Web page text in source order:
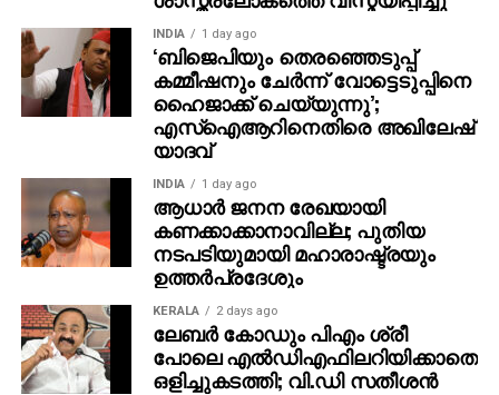
INDIA 1 day ago
‘ബിജെപിയും തെരഞ്ഞെടുപ്പ്
കമ്മീഷനും ചേർന്ന് വോട്ടെടുപ്പിനെ
ഹൈജാക്ക് ചെയ്യുന്നു’;
എസ്ഐആറിനെതിരെ അഖിലേഷ്
യാദവ്
INDIA 1 day ago
ആധാർ ജനന രേഖയായി
കണക്കാക്കാനാവില്ല; പുതിയ
നടപടിയുമായി മഹാരാഷ്ട്രയും
ഉത്തർപ്രദേശും
KERALA 2 days ago
ലേബര്‍ കോഡും പിഎം ശ്രീ
പോലെ എല്‍ഡിഎഫിലറിയിക്കാതെ
ഒളിച്ചുകടത്തി; വി.ഡി സതീശന്‍